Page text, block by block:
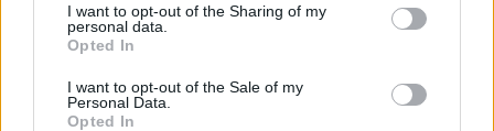
not limited to your visit or usage behaviour. You may click to
grant or deny consent to Google and its third-party tags to
use your data for below specified purposes in below Google
consent section.
I want to opt-out of the Sharing of my
personal data.
Opted In
I want to opt-out of the Sale of my
Personal Data.
Opted In
Hír| 2018.12.06 13:00
BÚÉK - trailert kapott a téli
szezon magyar komédiája